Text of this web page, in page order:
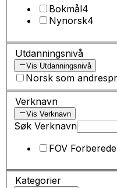
Bokmål4
Nynorsk4
Utdanningsnivå
Vis Utdanningsnivå
Norsk som
Verknavn
Vis Verknavn
Søk Verknavn
FOV
Kategorier